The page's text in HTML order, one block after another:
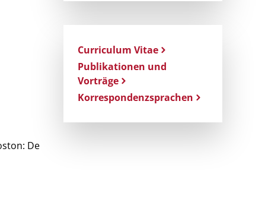
De
Curriculum Vitae
Publikationen und
Vorträge
Korrespondenzsprachen